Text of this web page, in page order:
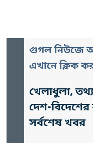
গুগল নিউজে
এখানে ক্লিক
খেলাধুলা,
দেশ-
সর্বশেষ খবর